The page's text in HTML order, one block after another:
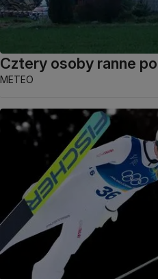
Cztery osoby ranne
METEO